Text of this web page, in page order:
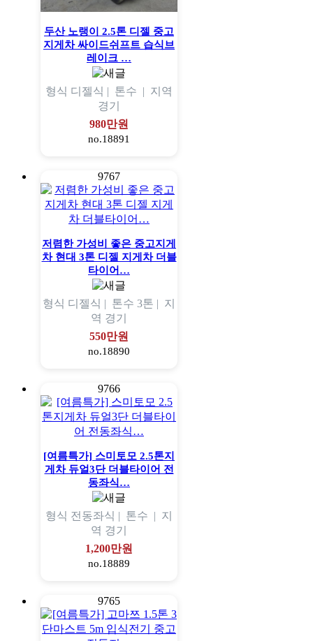
두산 노랭이 2.5톤 디젤 중고
지게차 싸이드쉬프트 습식브
레이크 …
형식 디젤식 | 톤수 | 지역
경기
980만원
no.18891
9767
저렴한 가성비 좋은 중고지게
차 현대 3톤 디젤 지게차 더블
타이어…
형식 디젤식 | 톤수 3톤 | 지
역 경기
550만원
no.18890
9766
[여름특가] 스미토모 2.5톤지
게차 듀얼3단 더블타이어 전
동좌식…
형식 전동좌식 | 톤수 | 지
역 경기
1,200만원
no.18889
9765